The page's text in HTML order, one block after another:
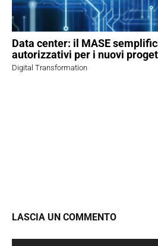
Data center: il MASE
autorizzativi per i nuovi
Digital Transformation
LASCIA UN COMMENTO